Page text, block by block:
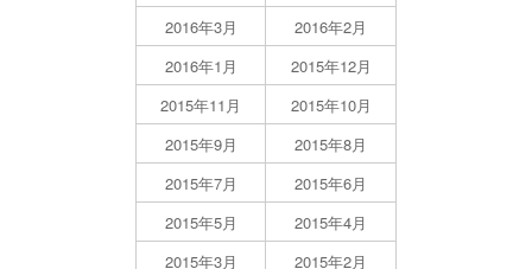
2016年3月
2016年2月
2016年1月
2015年12月
2015年11月
2015年10月
2015年9月
2015年8月
2015年7月
2015年6月
2015年5月
2015年4月
2015年3月
2015年2月